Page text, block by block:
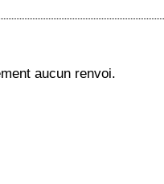
aucun renvoi.